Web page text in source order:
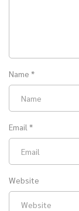
Name *
Email *
Website